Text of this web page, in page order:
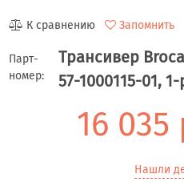
К сравнению Запомнить
Парт-
номер:
Трансивер
57-1000115-01,
16 035
Нашли